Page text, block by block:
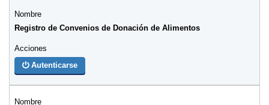
Registro de Convenios de Donación de Alimentos
Autenticarse